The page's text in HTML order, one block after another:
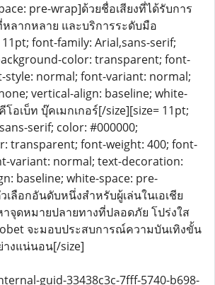
pre-wrap]ด้วยชื่อเสียงที่ได้รับการ
ลากหลาย และบริการระดับมือ
font-family: Arial,sans-serif;
color: transparent; font-
style: normal; font-variant: normal;
vertical-align: baseline; white-
อเบ็ท บุ๊คเมกเกอร์[/size][size= 11pt;
serif; color: #000000;
transparent; font-weight: 400; font-
variant: normal; text-decoration:
baseline; white-space: pre-
ลือกอันดับหนึ่งสำหรับผู้เล่นในเอเชีย
จุดหมายปลายทางที่ปลอดภัย โปร่งใส
จะมอบประสบการณ์ความบันเทิงขั้น
งแน่นอน[/size]
guid-33438c3c-7fff-5740-b698-